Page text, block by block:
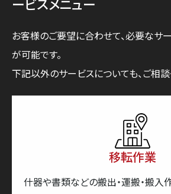
ービスメニュー
お客様のご要望に合わせて、必要なサ
が可能です。
下記以外のサービスについても、ご相談
移転作業
什器や書類などの搬出・運搬・搬入